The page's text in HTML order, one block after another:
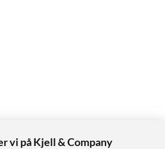
vi på Kjell & Company